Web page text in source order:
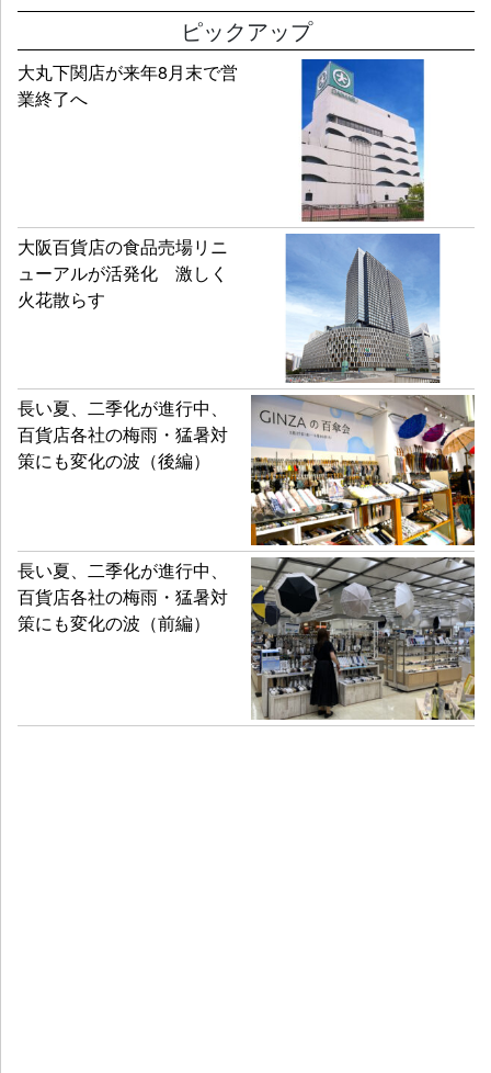
ピックアップ
大丸下関店が来年8月末で営
業終了へ
大阪百貨店の食品売場リニ
ューアルが活発化 激しく
火花散らす
長い夏、二季化が進行中、
百貨店各社の梅雨・猛暑対
策にも変化の波（後編）
長い夏、二季化が進行中、
百貨店各社の梅雨・猛暑対
策にも変化の波（前編）